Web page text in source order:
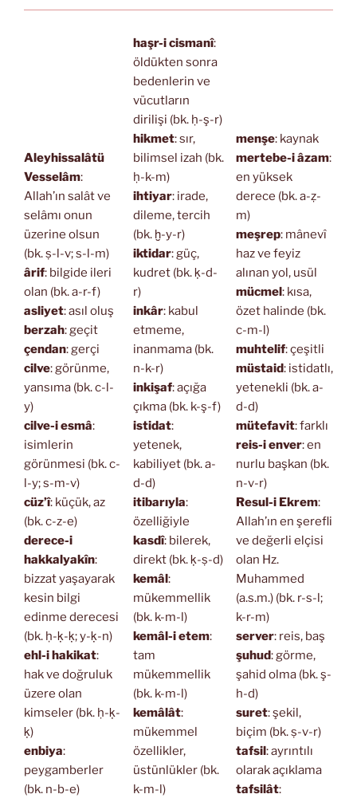
Aleyhissalâtü
Vesselâm:
Allah’ın salât ve
selâmı onun
üzerine olsun
(bk. ṣ-l-v; s-l-m)
ârif: bilgide ileri
olan (bk. a-r-f)
asliyet: asıl oluş
berzah: geçit
çendan: gerçi
cilve: görünme,
yansıma (bk. c-l-
y)
cilve-i esmâ:
isimlerin
görünmesi (bk. c-
l-y; s-m-v)
cüz’î: küçük, az
(bk. c-z-e)
derece-i
hakkalyakîn:
bizzat yaşayarak
kesin bilgi
edinme derecesi
(bk. ḥ-ḳ-ḳ; y-ḳ-n)
ehl-i hakikat:
hak ve doğruluk
üzere olan
kimseler (bk. ḥ-ḳ-
ḳ)
enbiya:
peygamberler
(bk. n-b-e)
haşr-i cismanî:
öldükten sonra
bedenlerin ve
vücutların
dirilişi (bk. ḥ-ş-r)
hikmet: sır,
bilimsel izah (bk.
ḥ-k-m)
ihtiyar: irade,
dileme, tercih
(bk. ḫ-y-r)
iktidar: güç,
kudret (bk. ḳ-d-
r)
inkâr: kabul
etmeme,
inanmama (bk.
n-k-r)
inkişaf: açığa
çıkma (bk. k-ş-f)
istidat:
yetenek,
kabiliyet (bk. a-
d-d)
itibarıyla:
özelliğiyle
kasdî: bilerek,
direkt (bk. ḳ-ṣ-d)
kemâl :
mükemmellik
(bk. k-m-l)
kemâl-i etem:
tam
mükemmellik
(bk. k-m-l)
kemâlât:
mükemmel
özellikler,
üstünlükler (bk.
k-m-l)
menşe: kaynak
mertebe-i âzam:
en yüksek
derece (bk. a-ẓ-
m)
meşrep: mânevî
haz ve feyiz
alınan yol, usül
mücmel : kısa,
özet halinde (bk.
c-m-l)
muhtelif: çeşitli
müstaid: istidatlı,
yetenekli (bk. a-
d-d)
mütefavit: farklı
reis-i enver: en
nurlu başkan (bk.
n-v-r)
Resul-i Ekrem:
Allah’ın en şerefli
ve değerli elçisi
olan Hz.
Muhammed
(a.s.m.) (bk. r-s-l;
k-r-m)
server: reis, baş
şuhud: görme,
şahid olma (bk. ş-
h-d)
suret: şekil,
biçim (bk. ṣ-v-r)
tafsil : ayrıntılı
olarak açıklama
tafsilât: